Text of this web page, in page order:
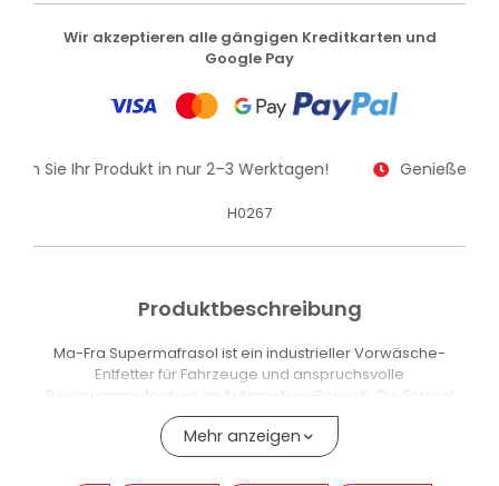
Wir akzeptieren alle gängigen Kreditkarten und
Google Pay
Sie Ihr Produkt in nur 2–3 Werktagen! Genießen
H0267
Produktbeschreibung
Ma-Fra Supermafrasol ist ein industrieller Vorwäsche-
Entfetter für Fahrzeuge und anspruchsvolle
Reinigungsaufgaben im Automotive-Bereich. Die Formel
mit hocheffizienten Tensiden löst Fett, Öl, Smog und
Rückstände aus Verbrennungsprozessen auch auf
porösen Oberflächen und bereitet die Karosserie auf den
Waschgang vor. Im Autowaschbereich entfernt der
Mehr anzeigen